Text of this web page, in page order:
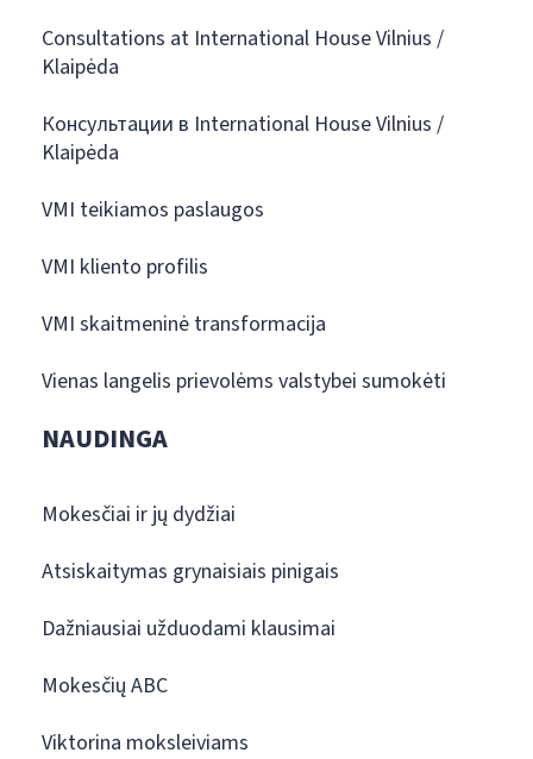
Consultations at International House Vilnius /
Klaipėda
Консультации в International House Vilnius /
Klaipėda
VMI teikiamos paslaugos
VMI kliento profilis
VMI skaitmeninė transformacija
Vienas langelis prievolėms valstybei sumokėti
NAUDINGA
Mokesčiai ir jų dydžiai
Atsiskaitymas grynaisiais pinigais
Dažniausiai užduodami klausimai
Mokesčių ABC
Viktorina moksleiviams